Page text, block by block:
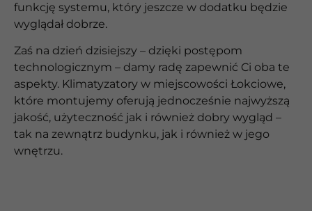
funkcję systemu, który jeszcze w dodatku będzie
wyglądał dobrze.
Zaś na dzień dzisiejszy – dzięki postępom
technologicznym – damy radę zapewnić Ci oba te
aspekty. Klimatyzatory w miejscowości Łokciowe,
które montujemy oferują jednocześnie najwyższą
jakość, użyteczność jak i również dobry wygląd –
tak na zewnątrz budynku, jak i również w jego
wnętrzu.